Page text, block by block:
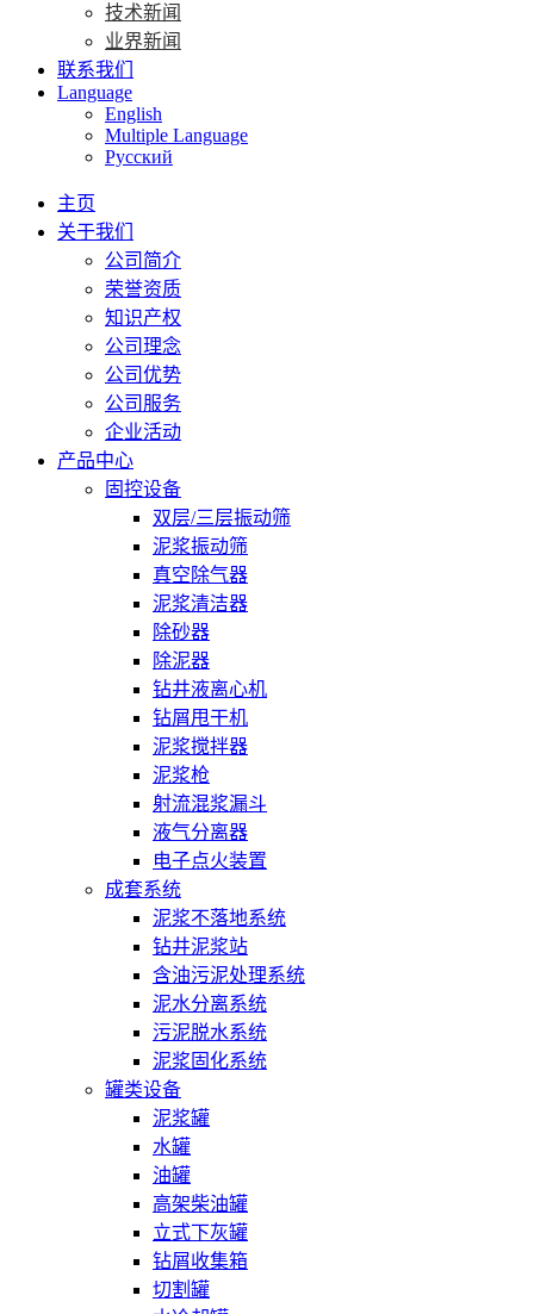
技术新闻
业界新闻
联系我们
Language
English
Multiple Language
Русский
主页
关于我们
公司简介
荣誉资质
知识产权
公司理念
公司优势
公司服务
企业活动
产品中心
固控设备
双层/三层振动筛
泥浆振动筛
真空除气器
泥浆清洁器
除砂器
除泥器
钻井液离心机
钻屑甩干机
泥浆搅拌器
泥浆枪
射流混浆漏斗
液气分离器
电子点火装置
成套系统
泥浆不落地系统
钻井泥浆站
含油污泥处理系统
泥水分离系统
污泥脱水系统
泥浆固化系统
罐类设备
泥浆罐
水罐
油罐
高架柴油罐
立式下灰罐
钻屑收集箱
切割罐